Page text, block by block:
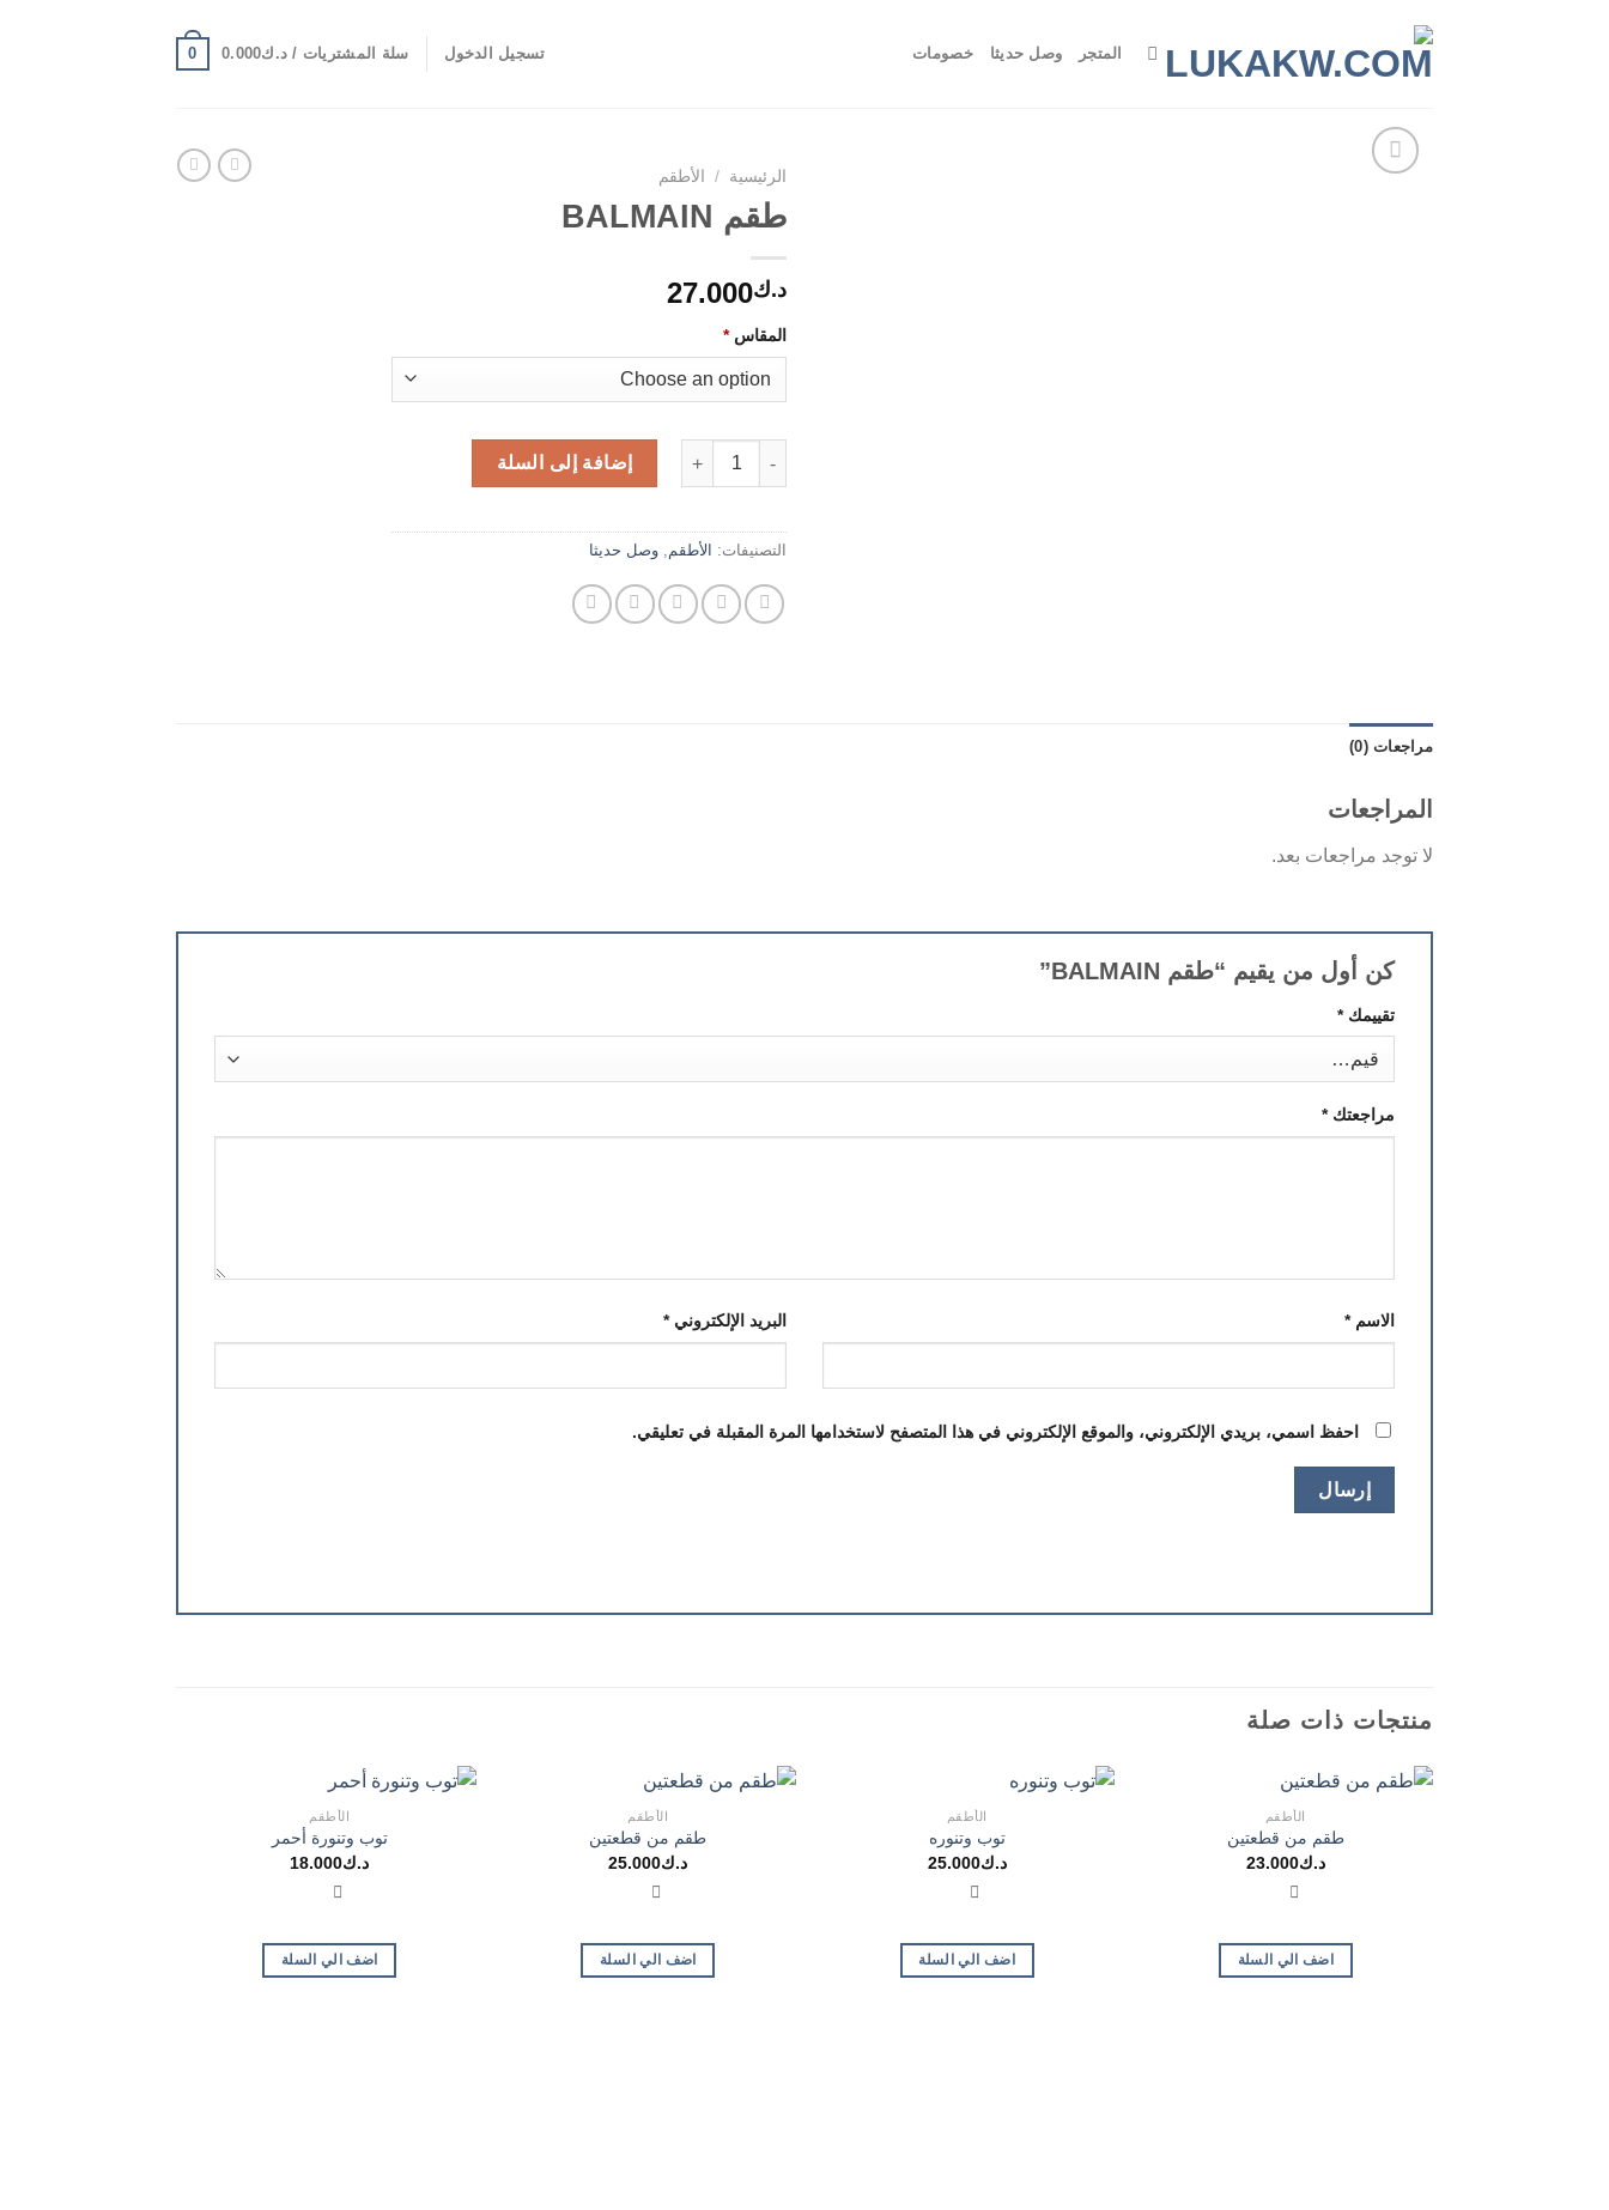
المتجر وصل حديثا خصومات تسجيل الدخول سلة المشتريات / د.ك0.000
0
الرئيسية / الأطقم
طقم BALMAIN
د.ك27.000
المقاس *
كمية طقم BALMAIN
إضافة إلى السلة
التصنيفات: الأطقم وصل حديثا
مراجعات (0)
المراجعات
لا توجد مراجعات بعد.
كن أول من يقيم “طقم BALMAIN”
تقييمك*
مراجعتك*
الاسم* البريد الإلكتروني*
احفظ اسمي، بريدي الإلكتروني، والموقع الإلكتروني في هذا المتصفح لاستخدامها المرة المقبلة في تعليقي.
منتجات ذات صلة
الأطقم
طقم من قطعتين
د.ك23.000
اضف الي السلة
الأطقم
توب وتنوره
د.ك25.000
اضف الي السلة
الأطقم
طقم من قطعتين
د.ك25.000
اضف الي السلة
الأطقم
توب وتنورة أحمر
د.ك18.000
اضف الي السلة